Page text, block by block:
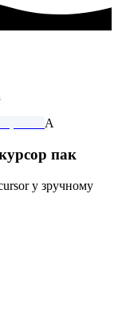
A
пак
у зручному